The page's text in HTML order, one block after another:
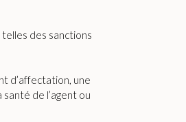
telles des sanctions
d’affectation, une
de l’agent ou